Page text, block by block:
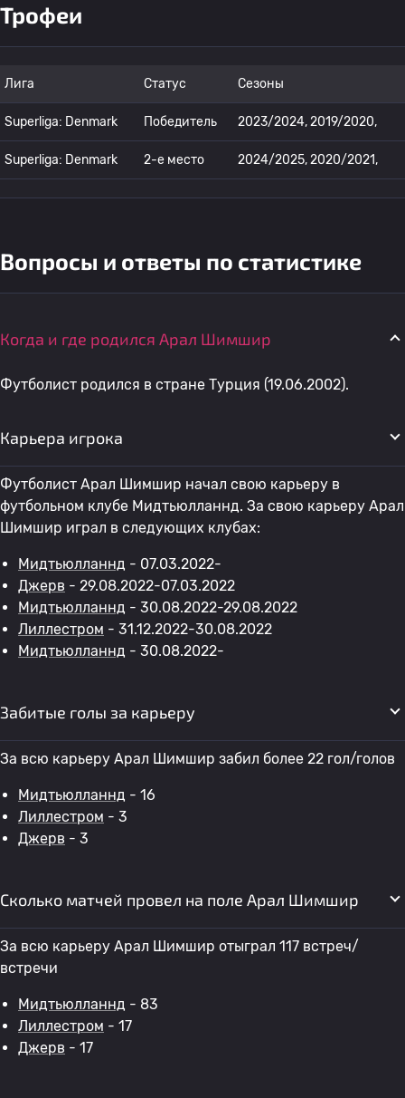
Трофеи
Лига Статус Сезоны
Superliga: Denmark Победитель 2023/2024, 2019/2020,
Superliga: Denmark 2-е место 2024/2025, 2020/2021,
Вопросы и ответы по статистике
Когда и где родился Арал Шимшир
Футболист родился в стране Турция (19.06.2002).
Карьера игрока
Футболист Арал Шимшир начал свою карьеру в
футбольном клубе Мидтьюлланнд. За свою карьеру Арал
Шимшир играл в следующих клубах:
Мидтьюлланнд - 07.03.2022-
Джерв - 29.08.2022-07.03.2022
Мидтьюлланнд - 30.08.2022-29.08.2022
Лиллестром - 31.12.2022-30.08.2022
Мидтьюлланнд - 30.08.2022-
Забитые голы за карьеру
За всю карьеру Арал Шимшир забил более 22 гол/голов
Мидтьюлланнд - 16
Лиллестром - 3
Джерв - 3
Сколько матчей провел на поле Арал Шимшир
За всю карьеру Арал Шимшир отыграл 117 встреч/
встречи
Мидтьюлланнд - 83
Лиллестром - 17
Джерв - 17